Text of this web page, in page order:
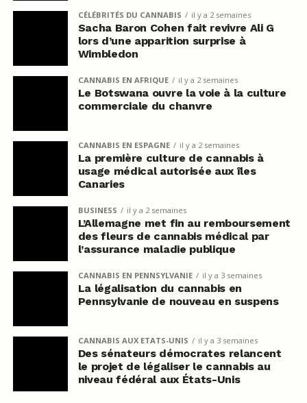
CÉLÉBRITÉS DU CANNABIS il y a 2 semaines
Sacha Baron Cohen fait revivre Ali G
lors d’une apparition surprise à
Wimbledon
CANNABIS EN AFRIQUE il y a 2 semaines
Le Botswana ouvre la voie à la culture
commerciale du chanvre
CANNABIS EN ESPAGNE il y a 2 semaines
La première culture de cannabis à
usage médical autorisée aux îles
Canaries
BUSINESS il y a 2 semaines
L’Allemagne met fin au remboursement
des fleurs de cannabis médical par
l’assurance maladie publique
CANNABIS EN PENNSYLVANIE il y a 3 semaines
La légalisation du cannabis en
Pennsylvanie de nouveau en suspens
CANNABIS AUX ETATS-UNIS il y a 3 semaines
Des sénateurs démocrates relancent
le projet de légaliser le cannabis au
niveau fédéral aux États-Unis